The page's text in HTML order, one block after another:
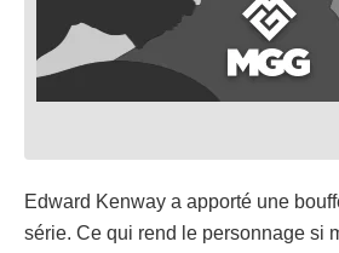
Edward Kenway a apporté une
série. Ce qui rend le personnage si